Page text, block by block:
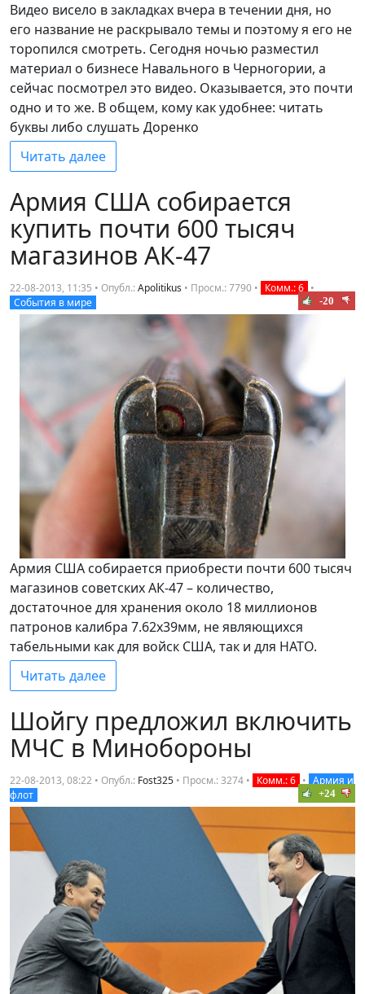
Видео висело в закладках вчера в течении дня, но
его название не раскрывало темы и поэтому я его не
торопился смотреть. Сегодня ночью разместил
материал о бизнесе Навального в Черногории, а
сейчас посмотрел это видео. Оказывается, это почти
одно и то же. В общем, кому как удобнее: читать
буквы либо слушать Доренко
Читать далее
Армия США собирается
купить почти 600 тысяч
магазинов АК-47
22-08-2013, 11:35 • Опубл.:Apolitikus • Просм.: 7790 • Комм.: 6 •
События в мире
-20
Армия США собирается приобрести почти 600 тысяч
магазинов советских АК-47 – количество,
достаточное для хранения около 18 миллионов
патронов калибра 7.62х39мм, не являющихся
табельными как для войск США, так и для НАТО.
Читать далее
Шойгу предложил включить
МЧС в Минобороны
22-08-2013, 08:22 • Опубл.: Fost325 • Просм.: 3274 • Комм.: 6 • Армия и
флот
+24